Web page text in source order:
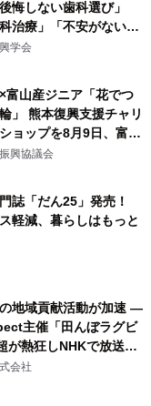
悔しない歯科選び」
治療」「不安がない治
マに専門監修
学会
富山産ジニア「花でつ
」 熊本復興支援チャリ
ョップを8月9日、富
興協議会
誌「だん25」発売！
軽減、暮らしはもっと
地域貢献活動が加速 ―
主催「田んぼラグビ
が熱狂しNHKで放送さ
会社